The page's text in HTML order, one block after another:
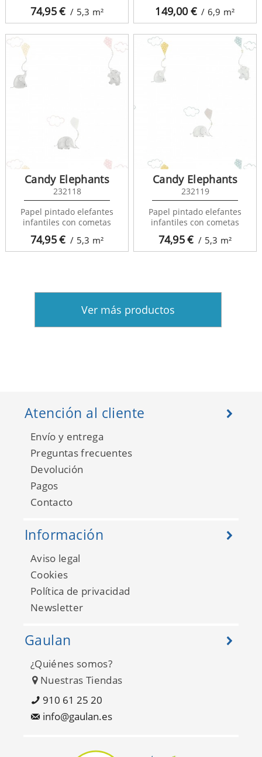
74,95€ / 5,3 m² 149,00€ / 6,9 m²
74,95€ / 5,3 m²
Candy Elephants
232118
Papel pintado elefantes
infantiles con cometas
74,95€ / 5,3 m²
Candy Elephants
232119
Papel pintado elefantes
infantiles con cometas
Ver más productos
Atención al cliente
Envío y entrega
Preguntas frecuentes
Devolución
Pagos
Contacto
Información
Aviso legal
Cookies
Política de privacidad
Newsletter
Gaulan
¿Quiénes somos?
Nuestras Tiendas
910 61 25 20
info@gaulan.es